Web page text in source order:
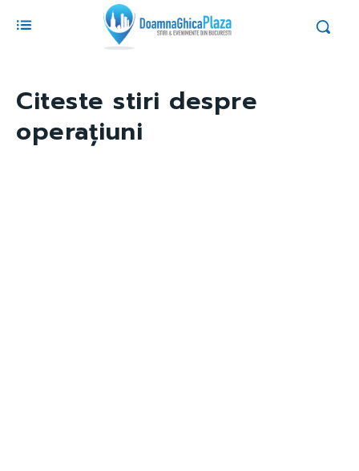
Citeste stiri despre
operațiuni